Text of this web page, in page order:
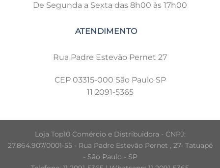
De Segunda a Sexta das 8h00 às 17h00
Rua Padre Estevão Pernet 27
CEP 03315-000 São Paulo SP
11 2091-5365
Loja Top10 Comércio e Distribuidora - CNPJ:
27.864.907/0001-55 - Rua Padre Estevão Pernet , 27- Tatuapé
- São Paulo - SP